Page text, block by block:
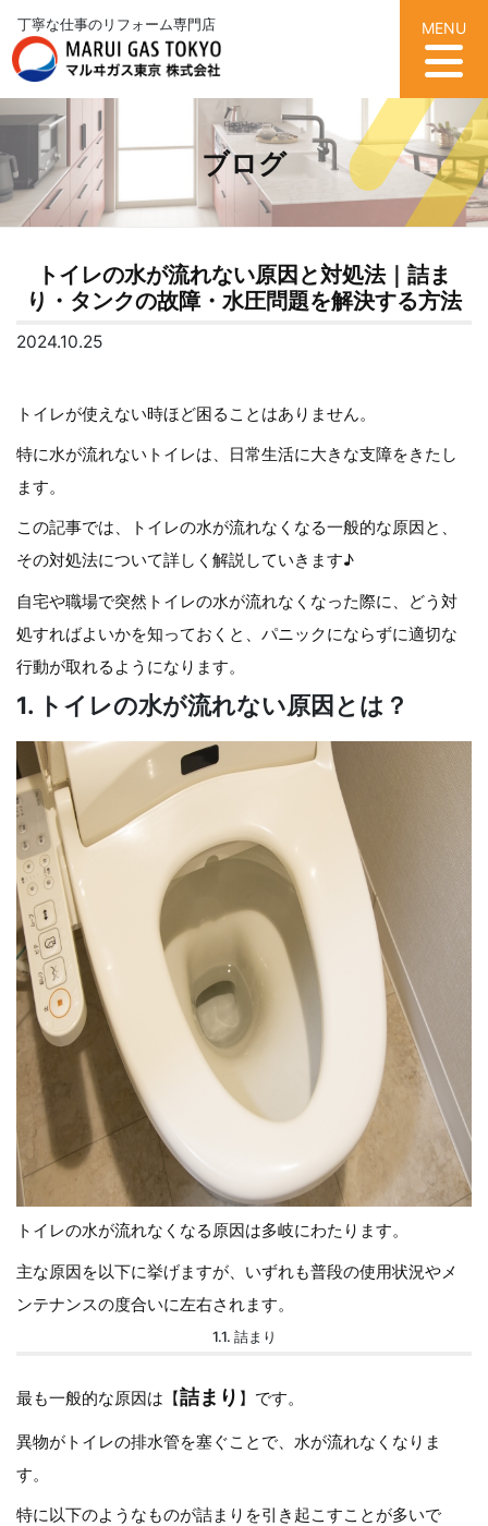
丁寧な仕事のリフォーム専門店 MENU
ブログ
トイレの水が流れない原因と対処法｜詰ま
り・タンクの故障・水圧問題を解決する方法
2024.10.25
トイレが使えない時ほど困ることはありません。
特に水が流れないトイレは、日常生活に大きな支障をきたし
ます。
この記事では、トイレの水が流れなくなる一般的な原因と、
その対処法について詳しく解説していきます♪
自宅や職場で突然トイレの水が流れなくなった際に、どう対
処すればよいかを知っておくと、パニックにならずに適切な
行動が取れるようになります。
1. トイレの水が流れない原因とは？
トイレの水が流れなくなる原因は多岐にわたります。
主な原因を以下に挙げますが、いずれも普段の使用状況やメ
ンテナンスの度合いに左右されます。
1.1. 詰まり
最も一般的な原因は【詰まり 】です。
異物がトイレの排水管を塞ぐことで、水が流れなくなりま
す。
特に以下のようなものが詰まりを引き起こすことが多いで